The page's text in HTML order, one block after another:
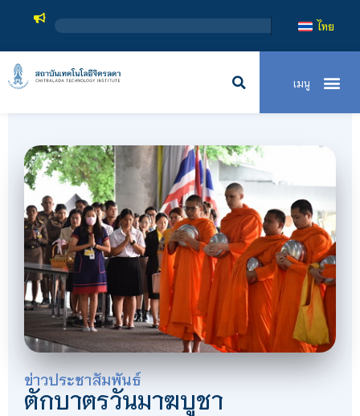
สถาบันเทคโนโลยีจิตรลดา เป็นสถาบันอุดมศึกษาในก
ไทย
ข่าวประชาสัมพันธ์
ตักบาตรวันมาฆบูชา